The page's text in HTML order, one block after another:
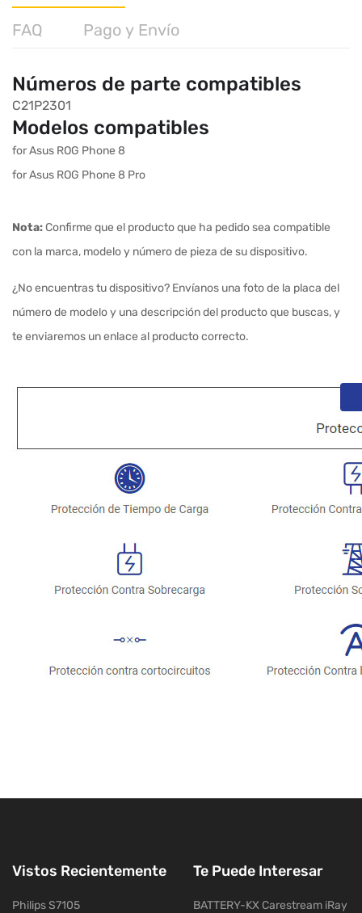
FAQ Pago y Envío
Números de parte compatibles
C21P2301
Modelos compatibles
for Asus ROG Phone 8
for Asus ROG Phone 8 Pro
Nota:Confirme que el producto que ha pedido sea compatible
con la marca, modelo y número de pieza de su dispositivo.
¿No encuentras tu dispositivo? Envíanos una foto de la placa del
número de modelo y una descripción del producto que buscas, y
te enviaremos un enlace al producto correcto.
Vistos Recientemente
Philips S7105
Te Puede Interesar
BATTERY-KX Carestream iRay